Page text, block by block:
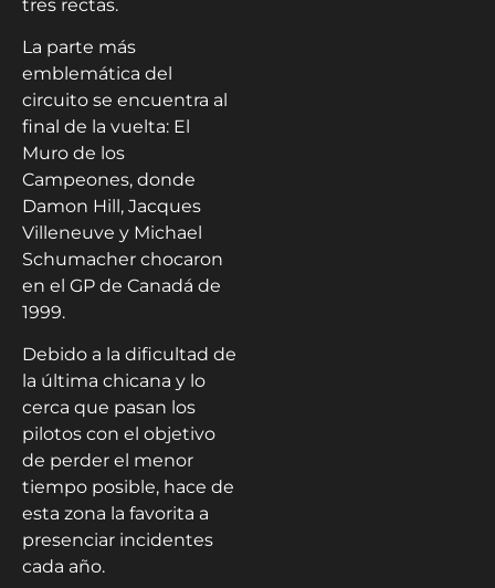
tres rectas.
La parte más
emblemática del
circuito se encuentra al
final de la vuelta: El
Muro de los
Campeones, donde
Damon Hill, Jacques
Villeneuve y Michael
Schumacher chocaron
en el GP de Canadá de
1999.
Debido a la dificultad de
la última chicana y lo
cerca que pasan los
pilotos con el objetivo
de perder el menor
tiempo posible, hace de
esta zona la favorita a
presenciar incidentes
cada año.